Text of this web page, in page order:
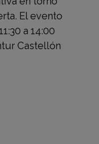
El evento
a 14:00
Castellón